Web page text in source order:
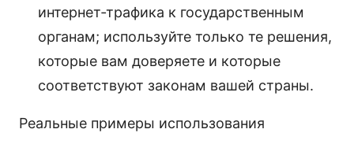
интернет‑трафика к государственным
органам; используйте только те решения,
которые вам доверяете и которые
соответствуют законам вашей страны.
Реальные примеры использования